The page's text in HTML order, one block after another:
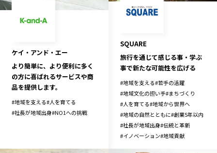
ケイ・アンド・エー
より簡単に、より便利に多く
の方に喜ばれるサービスや商
品を提供します。
#地域を支える#人を育てる
#社長が地域出身#NO1への挑戦
SQUARE
旅行を通じて感じる事・学ぶ
事で新たな可能性を広げる
#地域を支える#若手の活躍
#地域文化の担い手#まちづくり
#人を育てる#地域から世界へ
#地域の自然とともに#創業5年以内
#社長が地域出身#伝統と革新
#イノベーション#地域貢献